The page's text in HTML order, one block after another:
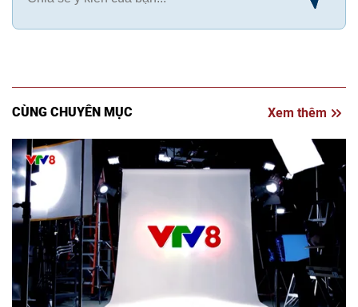
CÙNG CHUYÊN MỤC Xem thêm